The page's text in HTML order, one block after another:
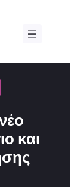
και